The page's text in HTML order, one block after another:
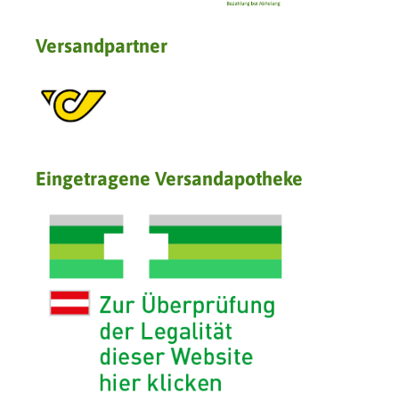
Versandpartner
Eingetragene Versandapotheke